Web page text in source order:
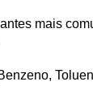
mais